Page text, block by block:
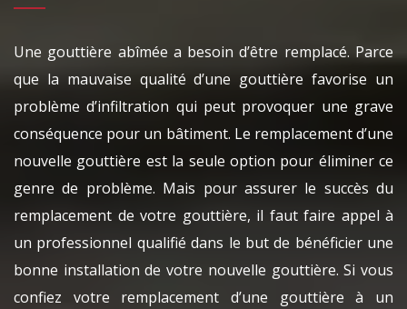
Une gouttière abîmée a besoin d’être remplacé. Parce
que la mauvaise qualité d’une gouttière favorise un
problème d’infiltration qui peut provoquer une grave
conséquence pour un bâtiment. Le remplacement d’une
nouvelle gouttière est la seule option pour éliminer ce
genre de problème. Mais pour assurer le succès du
remplacement de votre gouttière, il faut faire appel à
un professionnel qualifié dans le but de bénéficier une
bonne installation de votre nouvelle gouttière. Si vous
confiez votre remplacement d’une gouttière à un